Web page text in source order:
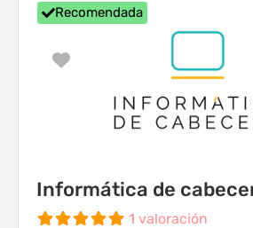
Recomendada
Favorito
Informática de
1 valoración